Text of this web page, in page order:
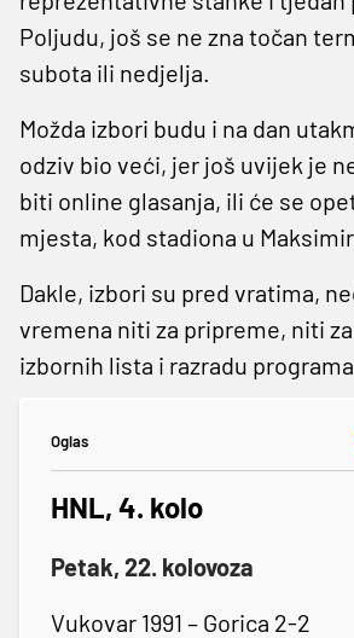
Poljudu, još se ne zna točan
subota ili nedjelja.
Možda izbori budu i na dan
odziv bio veći, jer još uvijek je
biti online glasanja, ili će se
mjesta, kod stadiona u
Dakle, izbori su pred vratima,
vremena niti za pripreme, niti
izbornih lista i razradu
Oglas
HNL, 4. kolo
Petak, 22. kolovoza
Vukovar 1991 – Gorica 2-2